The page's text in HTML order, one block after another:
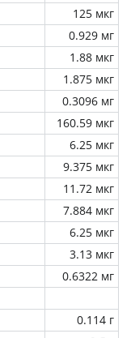
125 мкг
0.929 мг
1.88 мкг
1.875 мкг
0.3096 мг
160.59 мкг
6.25 мкг
9.375 мкг
11.72 мкг
7.884 мкг
6.25 мкг
3.13 мкг
0.6322 мг
0.114 г